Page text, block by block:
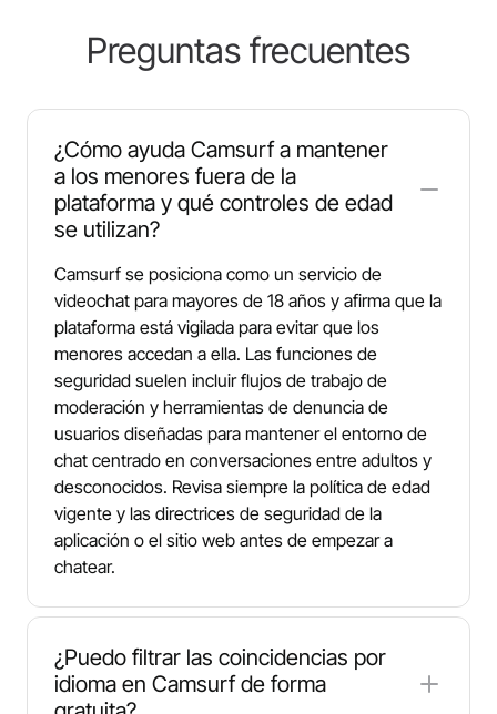
Preguntas frecuentes
¿Cómo ayuda Camsurf a mantener
a los menores fuera de la
plataforma y qué controles de edad
se utilizan?
Camsurf se posiciona como un servicio de
videochat para mayores de 18 años y afirma que la
plataforma está vigilada para evitar que los
menores accedan a ella. Las funciones de
seguridad suelen incluir flujos de trabajo de
moderación y herramientas de denuncia de
usuarios diseñadas para mantener el entorno de
chat centrado en conversaciones entre adultos y
desconocidos. Revisa siempre la política de edad
vigente y las directrices de seguridad de la
aplicación o el sitio web antes de empezar a
chatear.
¿Puedo filtrar las coincidencias por
idioma en Camsurf de forma